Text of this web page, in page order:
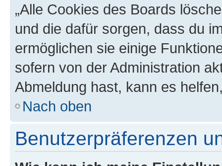
„Alle Cookies des Boards
und die dafür sorgen, dass du
ermöglichen sie einige
sofern von der Administration
Abmeldung hast, kann es
Nach oben
Benutzerpräferenzen